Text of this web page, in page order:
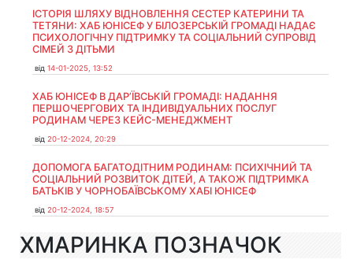
ІСТОРІЯ ШЛЯХУ ВІДНОВЛЕННЯ СЕСТЕР КАТЕРИНИ ТА
ТЕТЯНИ: ХАБ ЮНІСЕФ У БІЛОЗЕРСЬКІЙ ГРОМАДІ НАДАЄ
ПСИХОЛОГІЧНУ ПІДТРИМКУ ТА СОЦІАЛЬНИЙ СУПРОВІД
СІМЕЙ З ДІТЬМИ
від 14-01-2025, 13:52
ХАБ ЮНІСЕФ В ДАР’ЇВСЬКІЙ ГРОМАДІ: НАДАННЯ
ПЕРШОЧЕРГОВИХ ТА ІНДИВІДУАЛЬНИХ ПОСЛУГ
РОДИНАМ ЧЕРЕЗ КЕЙС-МЕНЕДЖМЕНТ
від 20-12-2024, 20:29
ДОПОМОГА БАГАТОДІТНИМ РОДИНАМ: ПСИХІЧНИЙ ТА
СОЦІАЛЬНИЙ РОЗВИТОК ДІТЕЙ, А ТАКОЖ ПІДТРИМКА
БАТЬКІВ У ЧОРНОБАЇВСЬКОМУ ХАБІ ЮНІСЕФ
від 20-12-2024, 18:57
ХМАРИНКА ПОЗНАЧОК